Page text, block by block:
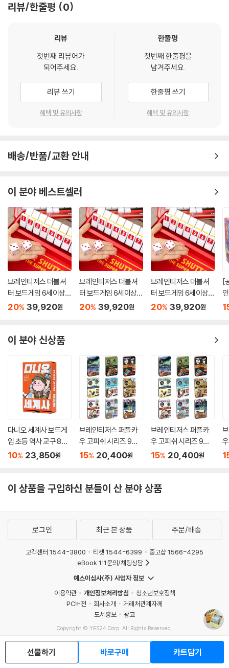
리뷰/한줄평 0
리뷰
첫번째 리뷰어가
되어주세요.
리뷰 쓰기
혜택 및 유의사항
한줄평
첫번째 한줄평을
남겨주세요.
한줄평 쓰기
혜택 및 유의사항
배송/반품/교환 안내
이 분야 베스트셀러
브레인티저스 더블셔
터 보드게임 6세이상 1
-6인 연산 가르기 모으
20% 39,920원
브레인티저스 더블셔
터 보드게임 6세이상 1
-6인 연산 가르기 모으
20% 39,920원
브레인티저스 더블셔
터 보드게임 6세이상 1
-6인 연산 가르기 모으
20% 39,920원
[
이 분야 신상품
다니오 세계사 보드게
임 초등 역사 교구 8세
가족게임
10% 23,850원
브레인티저스 퍼플카
우 고피쉬 시리즈 9종
6세이상 휴대용
15% 20,400원
브레인티저스 퍼플카
우 고피쉬 시리즈 9종
6세이상 휴대용
15% 20,400원
6
이 상품을 구입하신 분들이 산 분야 상품
선물하기 바로구매 카트담기
로그인 최근 본 상품 주문/배송
고객센터 1544-3800 티켓 1544-6399
중고샵 1566-4295
eBook 1:1문의/채팅상담
예스이십사(주) 사업자 정보
이용약관
개인정보처리방침
청소년보호정책
PC버전
회사소개
거래처관계자께
도서홍보
광고
Copyright © YES24 Corp. All Rights Reserved.